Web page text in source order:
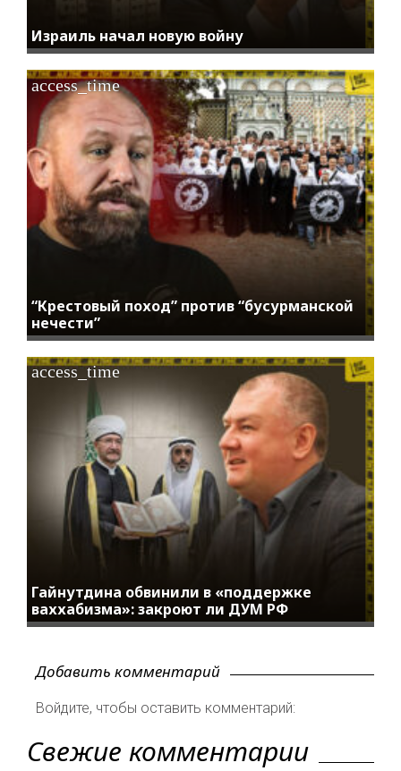
Израиль начал новую войну
“Крестовый поход” против “бусурманской
нечести”
access_time
Гайнутдина обвинили в «поддержке
ваххабизма»: закроют ли ДУМ РФ
access_time
Добавить комментарий
Войдите, чтобы оставить комментарий:
Свежие комментарии